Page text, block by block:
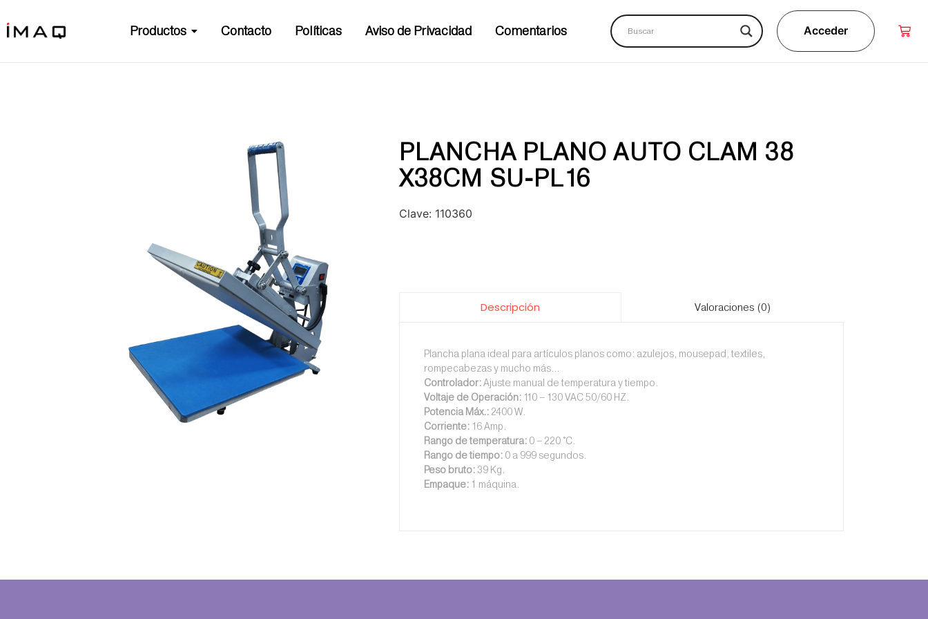
Productos Contacto Políticas Aviso de Privacidad Comentarios Acceder
PLANCHA PLANO AUTO CLAM 38
X38CM SU-PL16
Clave: 110360
Descripción Valoraciones (0)
Plancha plana ideal para artículos planos como: azulejos, mousepad, textiles,
rompecabezas y mucho más…
Controlador:Ajuste manual de temperatura y tiempo.
Voltaje de Operación: 110 – 130 VAC 50/60 HZ.
Potencia Máx.: 2400 W.
Corriente: 16 Amp.
Rango de temperatura: 0 – 220 °C.
Rango de tiempo: 0 a 999 segundos.
Peso bruto:39 Kg.
Empaque: 1 máquina.